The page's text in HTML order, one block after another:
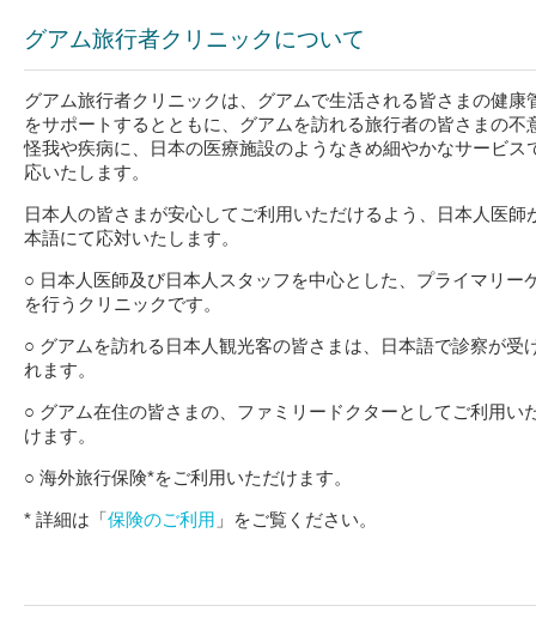
グアム旅行者クリニックについて
グアム旅行者クリニックは、グアムで生活される皆さまの健康
をサポートするとともに、グアムを訪れる旅行者の皆さまの不
怪我や疾病に、日本の医療施設のようなきめ細やかなサービス
応いたします。
日本人の皆さまが安心してご利用いただけるよう、日本人医師
本語にて応対いたします。
○ 日本人医師及び日本人スタッフを中心とした、プライマリー
を行うクリニックです。
○ グアムを訪れる日本人観光客の皆さまは、日本語で診察が受
れます。
○ グアム在住の皆さまの、ファミリードクターとしてご利用い
けます。
○ 海外旅行保険*をご利用いただけます。
* 詳細は「保険のご利用 」をご覧ください。